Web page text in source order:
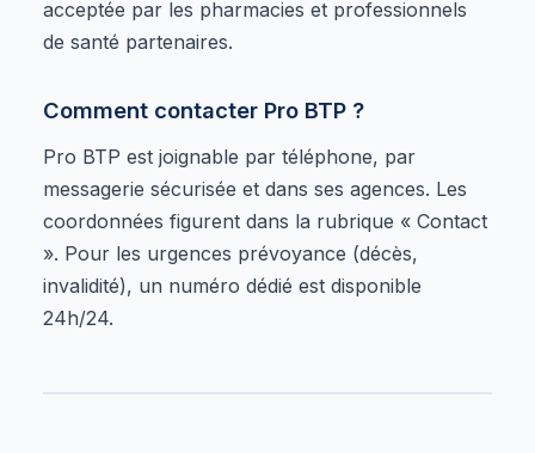
acceptée par les pharmacies et professionnels
de santé partenaires.
Comment contacter Pro BTP ?
Pro BTP est joignable par téléphone, par
messagerie sécurisée et dans ses agences. Les
coordonnées figurent dans la rubrique « Contact
». Pour les urgences prévoyance (décès,
invalidité), un numéro dédié est disponible
24h/24.